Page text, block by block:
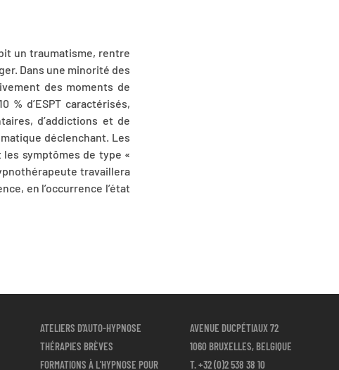
un traumatisme, rentre
Dans une minorité des
des moments de
% d’ESPT caractérisés,
d’addictions et de
déclenchant. Les
symptômes de type «
travaillera
en l’occurrence l’état
ATELIERS D'AUTO-HYPNOSE
THÉRAPIES BRÈVES
FORMATIONS À L'HYPNOSE POUR
AVENUE DUCPÉTIAUX 72
1060 BRUXELLES, BELGIQUE
T.+32 (0)2 538 38 10